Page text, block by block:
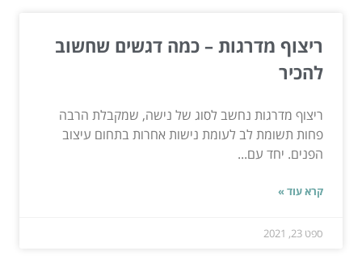
ריצוף מדרגות – כמה דגשים שחשוב
להכיר
ריצוף מדרגות נחשב לסוג של נישה, שמקבלת הרבה
פחות תשומת לב לעומת נישות אחרות בתחום עיצוב
הפנים. יחד עם...
קרא עוד »
ספט 23, 2021